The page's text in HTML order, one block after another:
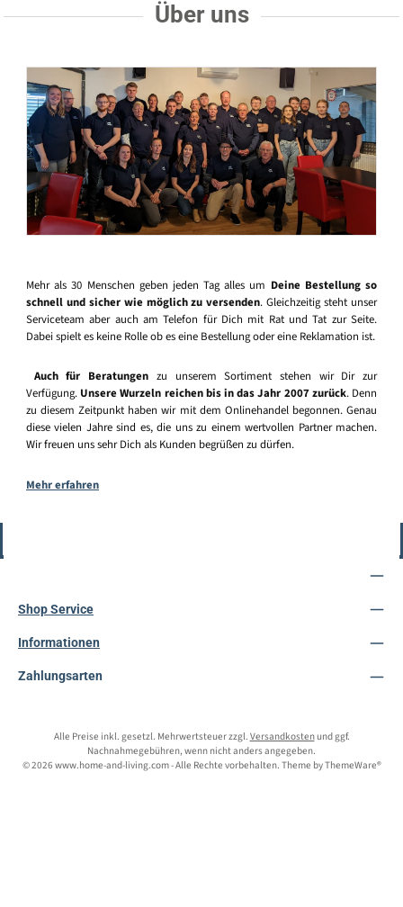
Über uns
Mehr als 30 Menschen geben jeden Tag alles um Deine Bestellung so
schnell und sicher wie möglich zu versenden. Gleichzeitig steht unser
Serviceteam aber auch am Telefon für Dich mit Rat und Tat zur Seite.
Dabei spielt es keine Rolle ob es eine Bestellung oder eine Reklamation ist.
Auch für Beratungen zu unserem Sortiment stehen wir Dir zur
Verfügung. Unsere Wurzeln reichen bis in das Jahr 2007 zurück. Denn
zu diesem Zeitpunkt haben wir mit dem Onlinehandel begonnen. Genau
diese vielen Jahre sind es, die uns zu einem wertvollen Partner machen.
Wir freuen uns sehr Dich als Kunden begrüßen zu dürfen.
Mehr erfahren
Shop Service
Informationen
Zahlungsarten
Alle Preise inkl. gesetzl. Mehrwertsteuer zzgl. Versandkostenund ggf.
Nachnahmegebühren, wenn nicht anders angegeben.
© 2026 www.home-and-living.com - Alle Rechte vorbehalten. Theme byThemeWare®